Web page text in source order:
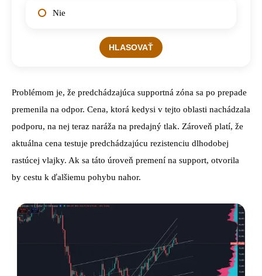
Nie
Problémom je, že predchádzajúca supportná zóna sa po prepade
premenila na odpor. Cena, ktorá kedysi v tejto oblasti nachádzala
podporu, na nej teraz naráža na predajný tlak. Zároveň platí, že
aktuálna cena testuje predchádzajúcu rezistenciu dlhodobej
rastúcej vlajky. Ak sa táto úroveň premení na support, otvorila
by cestu k ďalšiemu pohybu nahor.